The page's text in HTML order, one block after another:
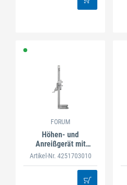
FORUM
Höhen- und
Anreißgerät mit
Ableselupe
Artikel-Nr. 4251703010